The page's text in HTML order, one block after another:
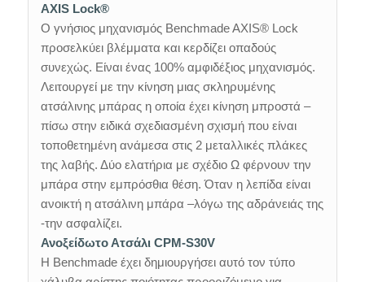
AXIS Lock®
Ο γνήσιος μηχανισμός Benchmade AXIS® Lock
προσελκύει βλέμματα και κερδίζει οπαδούς
συνεχώς. Είναι ένας 100% αμφιδέξιος μηχανισμός.
Λειτουργεί με την κίνηση μιας σκληρυμένης
ατσάλινης μπάρας η οποία έχει κίνηση μπροστά –
πίσω στην ειδικά σχεδιασμένη σχισμή που είναι
τοποθετημένη ανάμεσα στις 2 μεταλλικές πλάκες
της λαβής. Δύο ελατήρια με σχέδιο Ω φέρνουν την
μπάρα στην εμπρόσθια θέση. Όταν η λεπίδα είναι
ανοικτή η ατσάλινη μπάρα –λόγω της αδράνειάς της
-την ασφαλίζει.
Ανοξείδωτο Ατσάλι CPM-S30V
Η Benchmade έχει δημιουργήσει αυτό τον τύπο